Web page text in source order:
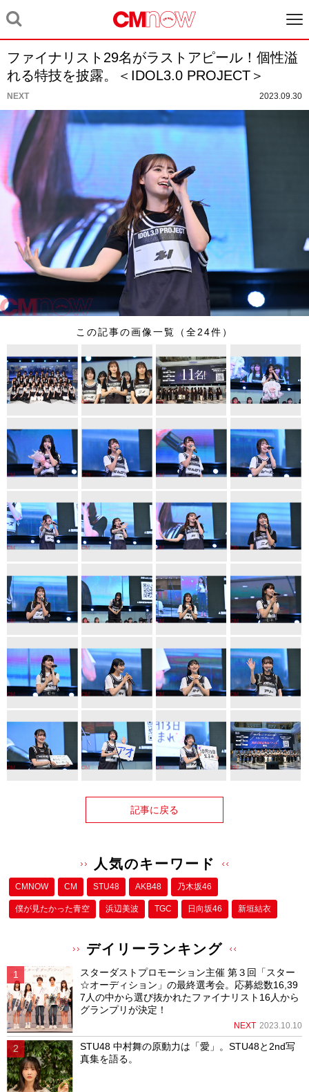
ファイナリスト29名がラストアピール！個性溢
れる特技を披露。＜IDOL3.0 PROJECT＞
NEXT 2023.09.30
この記事の画像一覧（全24件）
記事に戻る
人気のキーワード
CMNOW CM STU48 AKB48 乃木坂46
僕が⾒たかった⻘空 浜辺美波 TGC 日向坂46 新垣結衣
デイリーランキング
スターダストプロモーション主催 第３回「スター
☆オーディション」の最終選考会。応募総数16,39
7人の中から選び抜かれたファイナリスト16人から
グランプリが決定！
NEXT 2023.10.10
STU48 中村舞の原動力は「愛」。STU48と2nd写
真集を語る。